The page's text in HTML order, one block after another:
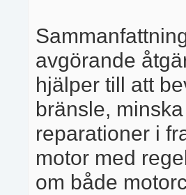
avgörande
hjälper till att
bränsle,
reparationer i
motor med
om både